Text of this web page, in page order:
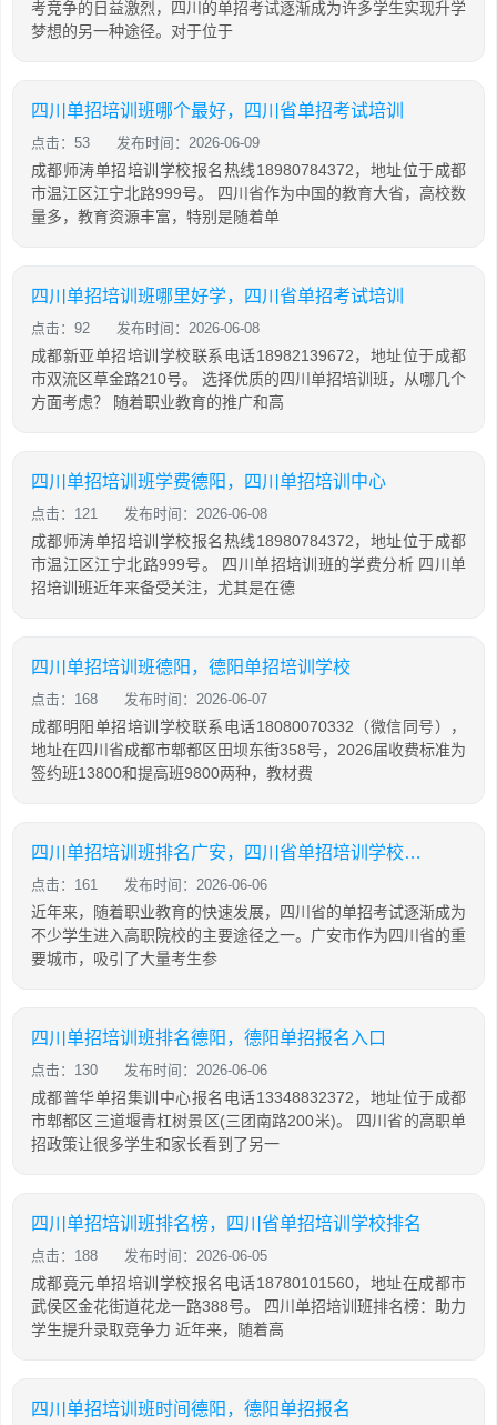
考竞争的日益激烈，四川的单招考试逐渐成为许多学生实现升学
梦想的另一种途径。对于位于
四川单招培训班哪个最好，四川省单招考试培训
点击：53 发布时间：2026-06-09
成都师涛单招培训学校报名热线18980784372，地址位于成都
市温江区江宁北路999号。 四川省作为中国的教育大省，高校数
量多，教育资源丰富，特别是随着单
四川单招培训班哪里好学，四川省单招考试培训
点击：92 发布时间：2026-06-08
成都新亚单招培训学校联系电话18982139672，地址位于成都
市双流区草金路210号。 选择优质的四川单招培训班，从哪几个
方面考虑？ 随着职业教育的推广和高
四川单招培训班学费德阳，四川单招培训中心
点击：121 发布时间：2026-06-08
成都师涛单招培训学校报名热线18980784372，地址位于成都
市温江区江宁北路999号。 四川单招培训班的学费分析 四川单
招培训班近年来备受关注，尤其是在德
四川单招培训班德阳，德阳单招培训学校
点击：168 发布时间：2026-06-07
成都明阳单招培训学校联系电话18080070332（微信同号），
地址在四川省成都市郫都区田坝东街358号，2026届收费标准为
签约班13800和提高班9800两种，教材费
四川单招培训班排名广安，四川省单招培训学校排名
点击：161 发布时间：2026-06-06
近年来，随着职业教育的快速发展，四川省的单招考试逐渐成为
不少学生进入高职院校的主要途径之一。广安市作为四川省的重
要城市，吸引了大量考生参
四川单招培训班排名德阳，德阳单招报名入口
点击：130 发布时间：2026-06-06
成都普华单招集训中心报名电话13348832372，地址位于成都
市郫都区三道堰青杠树景区(三团南路200米)。 四川省的高职单
招政策让很多学生和家长看到了另一
四川单招培训班排名榜，四川省单招培训学校排名
点击：188 发布时间：2026-06-05
成都竟元单招培训学校报名电话18780101560，地址在成都市
武侯区金花街道花龙一路388号。 四川单招培训班排名榜：助力
学生提升录取竞争力 近年来，随着高
四川单招培训班时间德阳，德阳单招报名